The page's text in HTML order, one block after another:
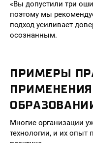
«Вы допустили три
поэтому мы
подход усиливает
осознанным.
ПРИМЕРЫ
Многие организации
технологии, и их опыт